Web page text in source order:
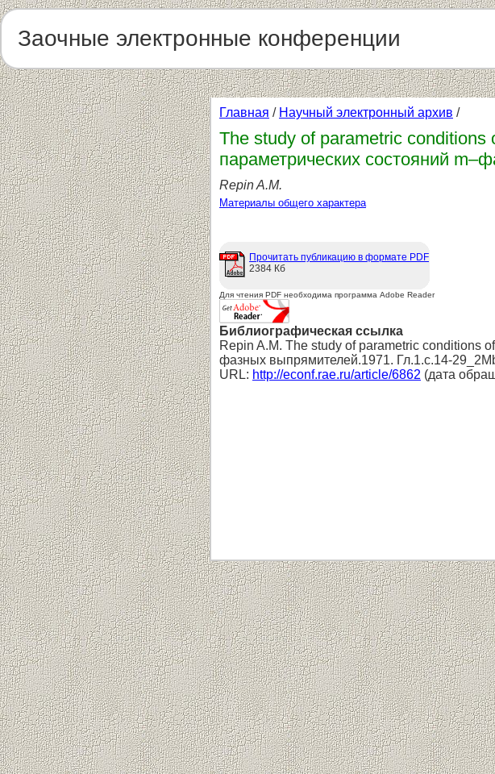
Заочные электронные конференции
Главная / Научный электронный архив /
The study of parametric
параметрических состояний
Repin A.M.
Материалы общего характера
Прочитать публикацию в формате PDF
2384 Кб
Для чтения PDF необходима программа Adobe Reader
Библиографическая ссылка
Repin A.M. The study of parametric conditions
фазных выпрямителей.1971. Гл.1.с.14-
URL: http://econf.rae.ru/article/6862 (дата